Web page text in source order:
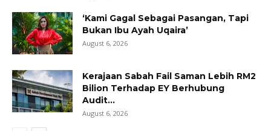
‘Kami Gagal Sebagai Pasangan, Tapi
Bukan Ibu Ayah Uqaira’
August 6, 2026
Kerajaan Sabah Fail Saman Lebih RM2
Bilion Terhadap EY Berhubung
Audit...
August 6, 2026